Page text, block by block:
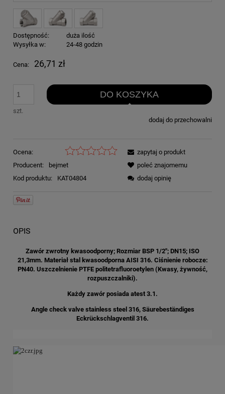
Dostępność:
duża ilość
Wysyłka w:
24-48 godzin
Cena: 26,71 zł
szt.
DO KOSZYKA
dodaj do przechowalni
Ocena:
Producent:
bejmet
Kod produktu:
KAT04804
zapytaj o produkt
poleć znajomemu
dodaj opinię
OPIS
Zawór zwrotny kwasoodporny; Rozmiar BSP 1/2"; DN15; ISO
21,3mm. Materiał stal kwasoodporna AISI 316. Ciśnienie robocze:
PN40. Uszczelnienie PTFE politetrafluoroetylen (Kwasy, żywność,
rozpuszczalniki).
Każdy zawór posiada atest 3.1.
Angle check valve stainless steel 316, Säurebeständiges
Eckrückschlagventil 316.